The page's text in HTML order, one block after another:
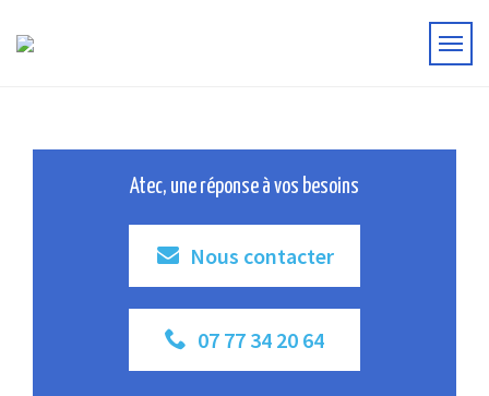
Atec, une réponse à vos besoins
Nous contacter
07 77 34 20 64